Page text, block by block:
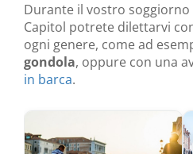
Durante il vostro soggiorno
Capitol potrete dilettarvi
ogni genere, come ad
gondola, oppure con una
in barca.